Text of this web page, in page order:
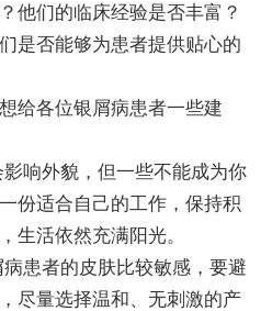
他们的临床经验是否丰富？
是否能够为患者提供贴心的
给各位银屑病患者一些建
响外貌，但一些不能成为你
份适合自己的工作，保持积
生活依然充满阳光。
患者的皮肤比较敏感，要避
尽量选择温和、无刺激的产